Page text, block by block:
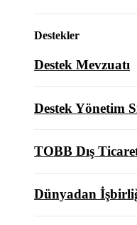
Destekler
Destek Mevzuatı
Destek Yönetim
TOBB Dış
Dünyadan